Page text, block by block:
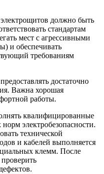
должно быть
стандартам
мест с агрессивными
и обеспечивать
требованиям
достаточно
Важна хорошая
работы.
квалифицированные
электробезопасности.
технической
и кабелей выполняется
клемм. После